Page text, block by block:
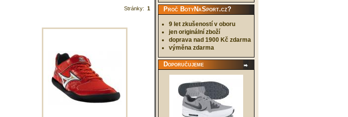
Stránky: 1 Proč BotyNaSport.cz?
9 let zkušeností v oboru
jen originální zboží
doprava nad 1900 Kč zdarma
výměna zdarma
Doporučujeme